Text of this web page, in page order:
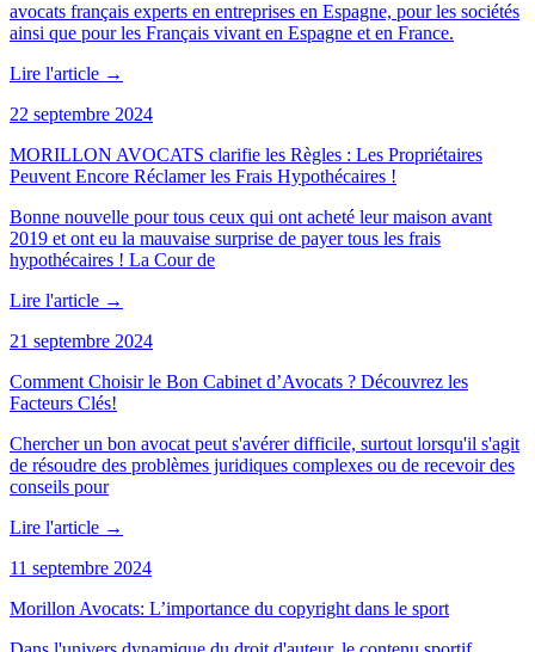
avocats français experts en entreprises en Espagne, pour les sociétés
ainsi que pour les Français vivant en Espagne et en France.
Lire l'article →
22 septembre 2024
MORILLON AVOCATS clarifie les Règles : Les Propriétaires
Peuvent Encore Réclamer les Frais Hypothécaires !
Bonne nouvelle pour tous ceux qui ont acheté leur maison avant
2019 et ont eu la mauvaise surprise de payer tous les frais
hypothécaires ! La Cour de
Lire l'article →
21 septembre 2024
Comment Choisir le Bon Cabinet d’Avocats ? Découvrez les
Facteurs Clés!
Chercher un bon avocat peut s'avérer difficile, surtout lorsqu'il s'agit
de résoudre des problèmes juridiques complexes ou de recevoir des
conseils pour
Lire l'article →
11 septembre 2024
Morillon Avocats: L’importance du copyright dans le sport